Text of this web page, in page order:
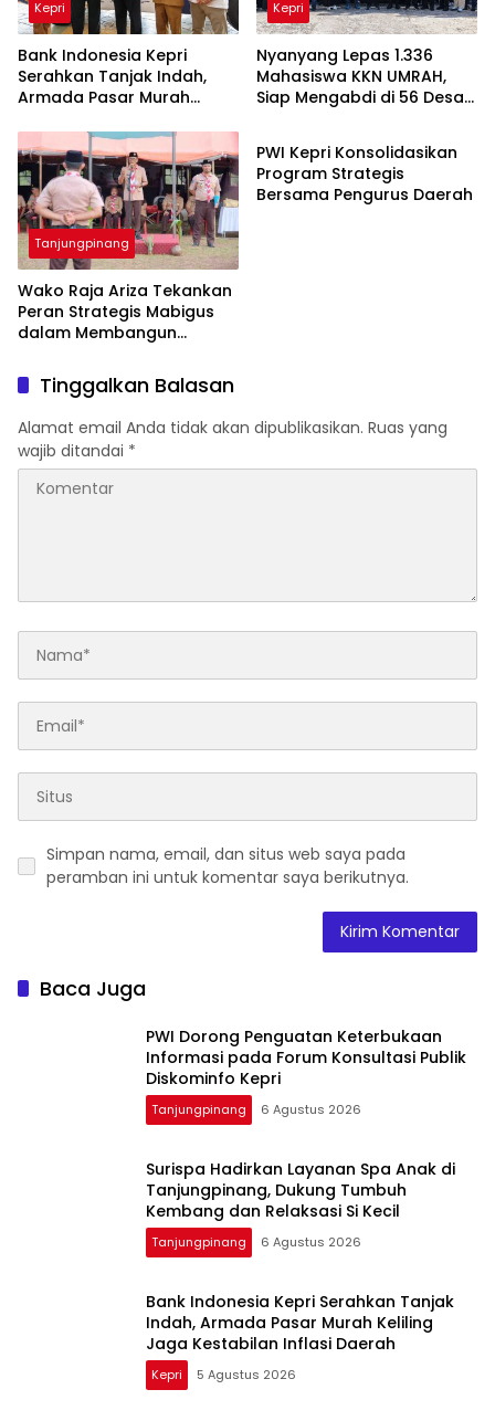
Kepri
Bank Indonesia Kepri
Serahkan Tanjak Indah,
Armada Pasar Murah
Inflasi Daerah
Kepri
Nyanyang Lepas 1.336
Mahasiswa KKN UMRAH,
Siap Mengabdi di 56 Desa
Tanjungpinang
Wako Raja Ariza Tekankan
Peran Strategis Mabigus
dalam Membangun
Tanjungpinang
PWI Kepri Konsolidasikan
Program Strategis
Bersama Pengurus Daerah
Tinggalkan Balasan
Alamat email Anda tidak akan dipublikasikan. Ruas yang
wajib ditandai *
Simpan nama, email, dan situs web saya pada
peramban ini untuk komentar saya berikutnya.
Baca Juga
PWI Dorong Penguatan Keterbukaan
Informasi pada Forum Konsultasi Publik
Diskominfo Kepri
Tanjungpinang 6 Agustus 2026
Surispa Hadirkan Layanan Spa Anak di
Tanjungpinang, Dukung Tumbuh
Kembang dan Relaksasi Si Kecil
Tanjungpinang 6 Agustus 2026
Bank Indonesia Kepri Serahkan Tanjak
Indah, Armada Pasar Murah Keliling
Jaga Kestabilan Inflasi Daerah
Kepri 5 Agustus 2026